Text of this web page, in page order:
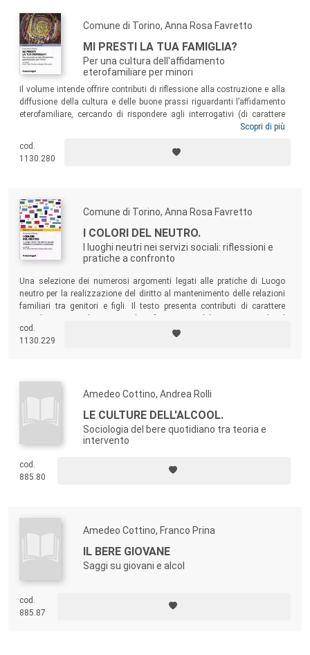
Comune di Torino, Anna Rosa Favretto
MI PRESTI LA TUA FAMIGLIA?
Per una cultura dell'affidamento
eterofamiliare per minori
Il volume intende offrire contributi di riflessione alla costruzione e alla
diffusione della cultura e delle buone prassi riguardanti l’affidamento
eterofamiliare, cercando di rispondere agli interrogativi (di carattere
psicologico, sociologico, giuridico, pedagogico-educativo e di servizio
sottolineando i punti di forza e i nodi critici che caratterizzano ancora
oggi le pratiche riguardanti l’accoglienza e l’aiuto dei minori e delle
Scopri di più
cod.
1130.280
Comune di Torino, Anna Rosa Favretto
I COLORI DEL NEUTRO.
I luoghi neutri nei servizi sociali: riflessioni e
pratiche a confronto
Una selezione dei numerosi argomenti legati alle pratiche di Luogo
neutro per la realizzazione del diritto al mantenimento delle relazioni
familiari tra genitori e figli. Il testo presenta contributi di carattere
fine di offrire un quadro che permetta di apprezzare la varietà e la
complessità delle nuove forme di intervento nell’ambito delle relazioni
cod.
1130.229
Amedeo Cottino, Andrea Rolli
LE CULTURE DELL'ALCOOL.
Sociologia del bere quotidiano tra teoria e
intervento
cod.
885.80
Amedeo Cottino, Franco Prina
IL BERE GIOVANE
Saggi su giovani e alcol
cod.
885.87